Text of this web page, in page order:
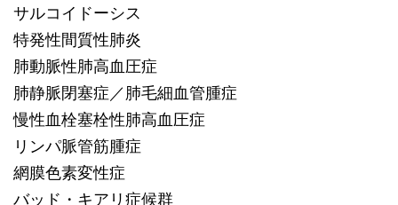
サルコイドーシス
特発性間質性肺炎
肺動脈性肺高血圧症
肺静脈閉塞症／肺毛細血管腫症
慢性血栓塞栓性肺高血圧症
リンパ脈管筋腫症
網膜色素変性症
バッド・キアリ症候群